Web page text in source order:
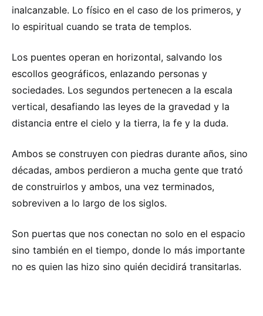
inalcanzable. Lo físico en el caso de los primeros, y
lo espiritual cuando se trata de templos.
Los puentes operan en horizontal, salvando los
escollos geográficos, enlazando personas y
sociedades. Los segundos pertenecen a la escala
vertical, desafiando las leyes de la gravedad y la
distancia entre el cielo y la tierra, la fe y la duda.
Ambos se construyen con piedras durante años, sino
décadas, ambos perdieron a mucha gente que trató
de construirlos y ambos, una vez terminados,
sobreviven a lo largo de los siglos.
Son puertas que nos conectan no solo en el espacio
sino también en el tiempo, donde lo más importante
no es quien las hizo sino quién decidirá transitarlas.